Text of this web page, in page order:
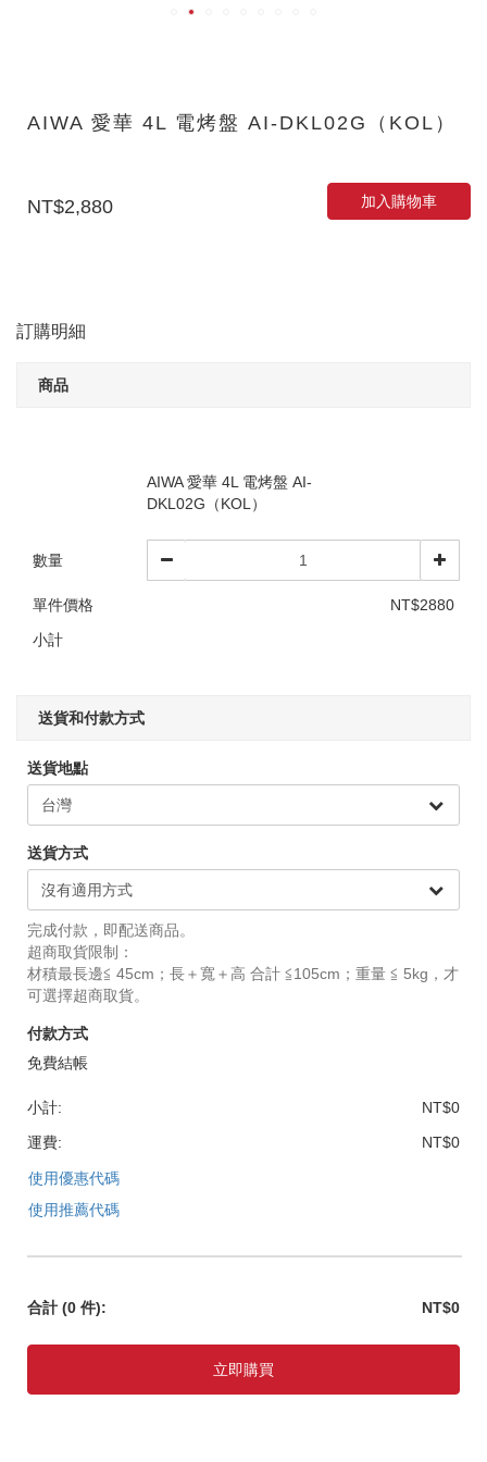
AIWA 愛華 4L 電烤盤 AI-DKL02G（KOL）
NT$2,880 加入購物車
訂購明細
商品
AIWA 愛華 4L 電烤盤 AI-
DKL02G（KOL）
數量
單件價格
NT$2880
小計
送貨和付款方式
送貨地點
送貨方式
完成付款，即配送商品。
超商取貨限制：
材積最長邊≦ 45cm；長＋寬＋高 合計 ≦105cm；重量 ≦ 5kg，才
可選擇超商取貨。
付款方式
免費結帳
小計:
NT$0
運費:
NT$0
使用優惠代碼
使用推薦代碼
合計 (0 件): NT$0
立即購買